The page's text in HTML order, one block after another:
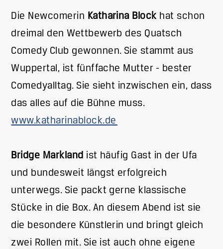
Die Newcomerin Katharina Blockhat schon
dreimal den Wettbewerb des Quatsch
Comedy Club gewonnen. Sie stammt aus
Wuppertal, ist fünffache Mutter - bester
Comedyalltag. Sie sieht inzwischen ein, dass
das alles auf die Bühne muss.
www.katharinablock.de
Bridge Markland ist häufig Gast in der Ufa
und bundesweit längst erfolgreich
unterwegs. Sie packt gerne klassische
Stücke in die Box. An diesem Abend ist sie
die besondere Künstlerin und bringt gleich
zwei Rollen mit. Sie ist auch ohne eigene